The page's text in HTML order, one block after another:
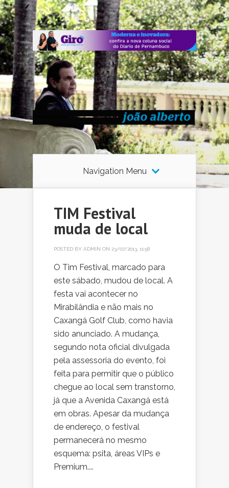
Navigation Menu
TIM Festival
muda de local
POSTED BY ADMIN ON 23/07/2013, 11:58
O Tim Festival, marcado para
este sábado, mudou de local. A
festa vai acontecer no
Mirabilândia e não mais no
Caxangá Golf Club, como havia
sido anunciado. A mudança,
segundo nota oficial divulgada
pela assessoria do evento, foi
feita para permitir que o público
chegue ao local sem transtorno,
já que a Avenida Caxangá está
em obras. Apesar da mudança
de endereço, o festival
permanecerá no mesmo
esquema: psita, áreas VIPs e
Premium....